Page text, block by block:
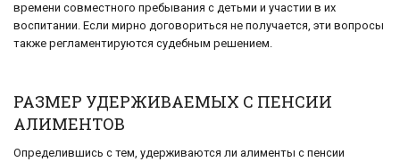
времени совместного пребывания с детьми и участии в их
воспитании. Если мирно договориться не получается, эти вопросы
также регламентируются судебным решением.
РАЗМЕР УДЕРЖИВАЕМЫХ С ПЕНСИИ
АЛИМЕНТОВ
Определившись с тем, удерживаются ли алименты с пенсии